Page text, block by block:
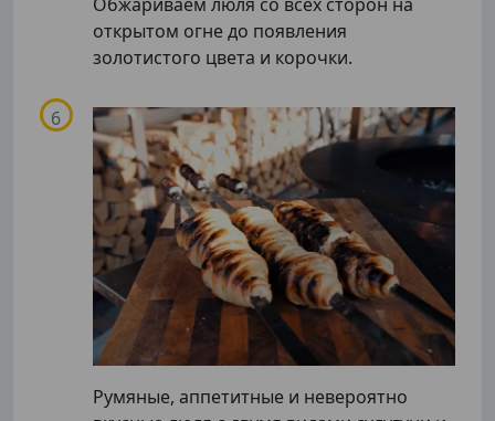
открытом огне до появления
золотистого цвета и корочки.
Румяные, аппетитные и невероятно